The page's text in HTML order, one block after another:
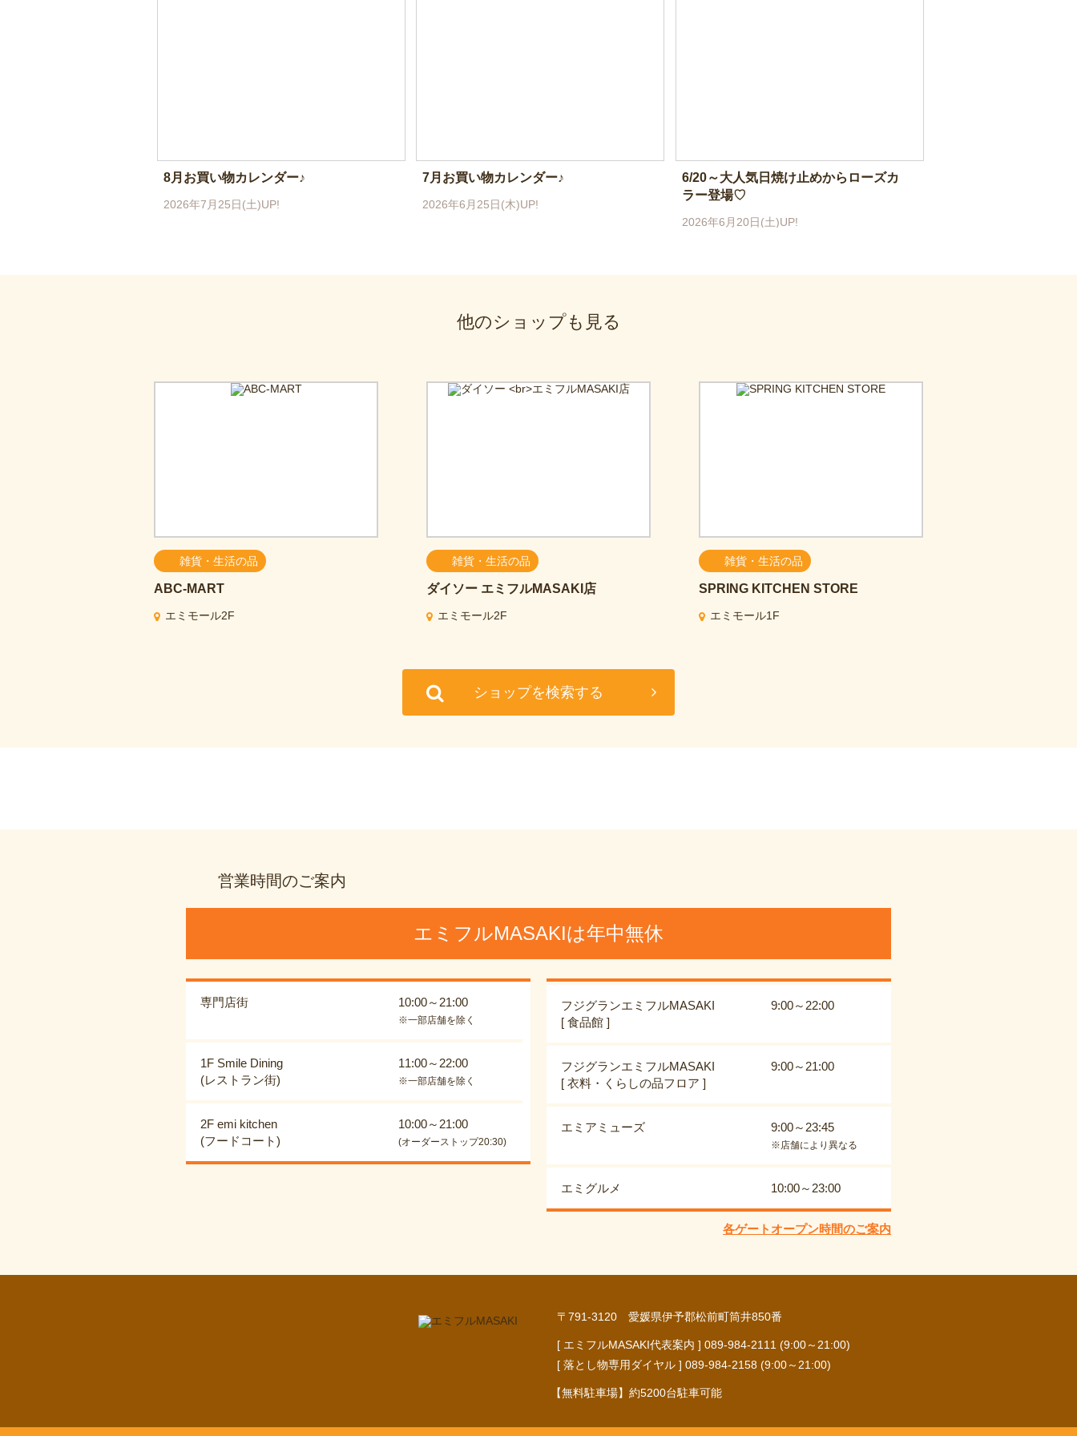
8月お買い物カレンダー♪
2026年7月25日(土)UP!
7月お買い物カレンダー♪
2026年6月25日(木)UP!
6/20～大人気日焼け止めからローズカ
ラー登場♡
2026年6月20日(土)UP!
他のショップも見る
雑貨・生活の品
ABC-MART
エミモール2F
雑貨・生活の品
ダイソー エミフルMASAKI店
エミモール2F
雑貨・生活の品
SPRING KITCHEN STORE
エミモール1F
ショップを検索する
営業時間のご案内
エミフルMASAKIは年中無休
専門店街 10:00～21:00
※一部店舗を除く
1F Smile Dining
(レストラン街)
11:00～22:00
※一部店舗を除く
2F emi kitchen
(フードコート)
10:00～21:00
(オーダーストップ20:30)
フジグランエミフルMASAKI
[ 食品館 ]
9:00～22:00
フジグランエミフルMASAKI
[ 衣料・くらしの品フロア ]
9:00～21:00
エミアミューズ 9:00～23:45
※店舗により異なる
エミグルメ 10:00～23:00
各ゲートオープン時間のご案内
〒791-3120 愛媛県伊予郡松前町筒井850番
[ エミフルMASAKI代表案内 ] 089-984-2111 (9:00～21:00)
[ 落とし物専用ダイヤル ] 089-984-2158 (9:00～21:00)
【無料駐車場】約5200台駐車可能